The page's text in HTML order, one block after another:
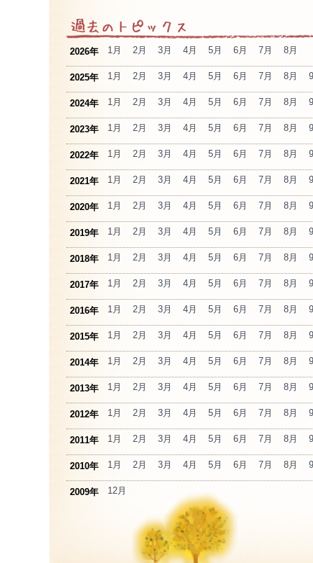
2026年 1月 2月 3月 4月 5月 6月 7月 8月
2025年 1月 2月 3月 4月 5月 6月 7月 8月
2024年 1月 2月 3月 4月 5月 6月 7月 8月
2023年 1月 2月 3月 4月 5月 6月 7月 8月
2022年 1月 2月 3月 4月 5月 6月 7月 8月
2021年 1月 2月 3月 4月 5月 6月 7月 8月
2020年 1月 2月 3月 4月 5月 6月 7月 8月
2019年 1月 2月 3月 4月 5月 6月 7月 8月
2018年 1月 2月 3月 4月 5月 6月 7月 8月
2017年 1月 2月 3月 4月 5月 6月 7月 8月
2016年 1月 2月 3月 4月 5月 6月 7月 8月
2015年 1月 2月 3月 4月 5月 6月 7月 8月
2014年 1月 2月 3月 4月 5月 6月 7月 8月
2013年 1月 2月 3月 4月 5月 6月 7月 8月
2012年 1月 2月 3月 4月 5月 6月 7月 8月
2011年 1月 2月 3月 4月 5月 6月 7月 8月
2010年 1月 2月 3月 4月 5月 6月 7月 8月
2009年 12月